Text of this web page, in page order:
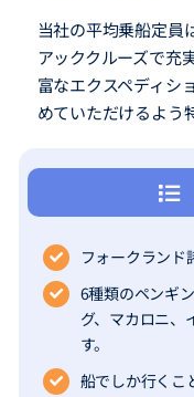
当社の平均乗船定員
アッククルーズで充
富なエクスペディシ
めていただけるよう
フォークランド
6種類のペンギ
グ、マカロニ、
す。
船でしか行くこ